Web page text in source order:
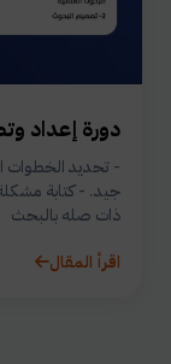
دورة إعداد
- تحديد الخطوات
جيد. - كتابة
ذات صله بالبحث
اقرأ المقال